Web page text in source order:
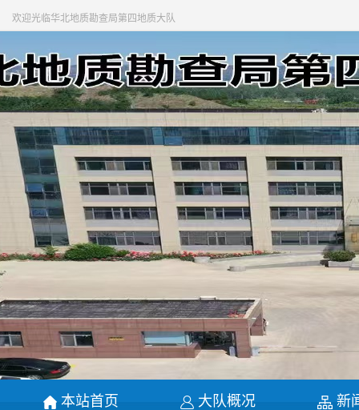
欢迎光临华北地质勘查局第四地质大队
本站首页 大队概况 新